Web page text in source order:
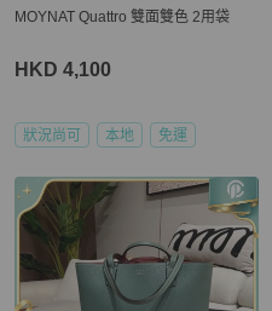
MOYNAT Quattro 雙面雙色 2用袋
HKD 4,100
狀況尚可 本地 免運